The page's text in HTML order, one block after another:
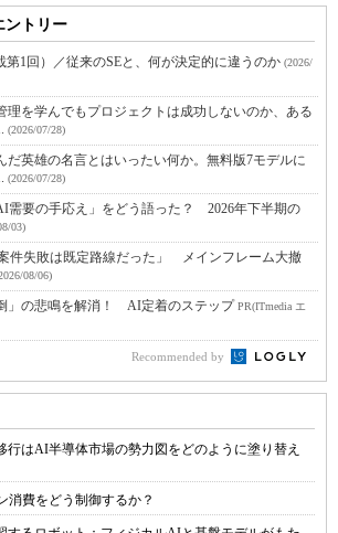
ントリー
第1回）／従来のSEと、何が決定的に違うのか (2026/
理を学んでもプロジェクトは成功しないのか、ある
(2026/07/28)
だ英雄の名言とはいったい何か。無料版7モデルに
(2026/07/28)
需要の手応え」をどう語った？ 2026年下半期の
03)
件失敗は既定路線だった」 メインフレーム大撤
08/06)
」の悲鳴を解消！ AI定着のステップPR(ITmedia エ
Recommended by
行はAI半導体市場の勢力図をどのように塗り替え
消費をどう制御するか？